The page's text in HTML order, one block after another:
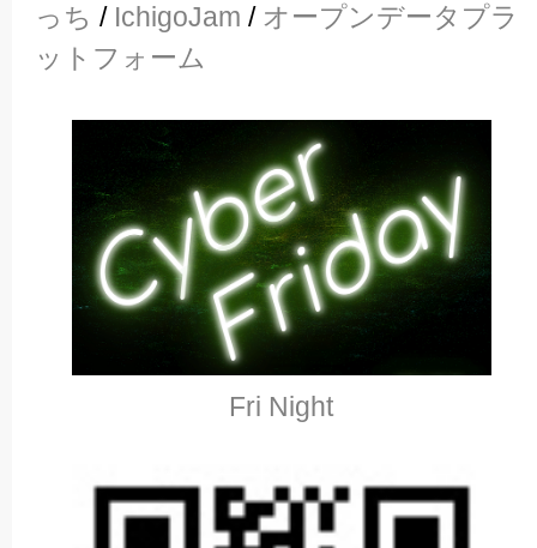
っち / IchigoJam / オープンデータプラ
ットフォーム
Fri Night